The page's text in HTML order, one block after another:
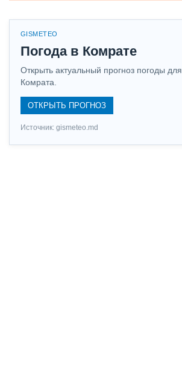
GISMETEO
Погода в Комрате
Открыть актуальный прогноз погоды для
Комрата.
ОТКРЫТЬ ПРОГНОЗ
Источник: gismeteo.md